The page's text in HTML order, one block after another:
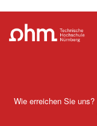
Wie erreichen Sie uns?